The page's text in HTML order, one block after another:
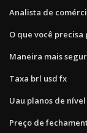
Analista de
O que você
Maneira mais
Taxa brl usd fx
Uau planos de
Preço de